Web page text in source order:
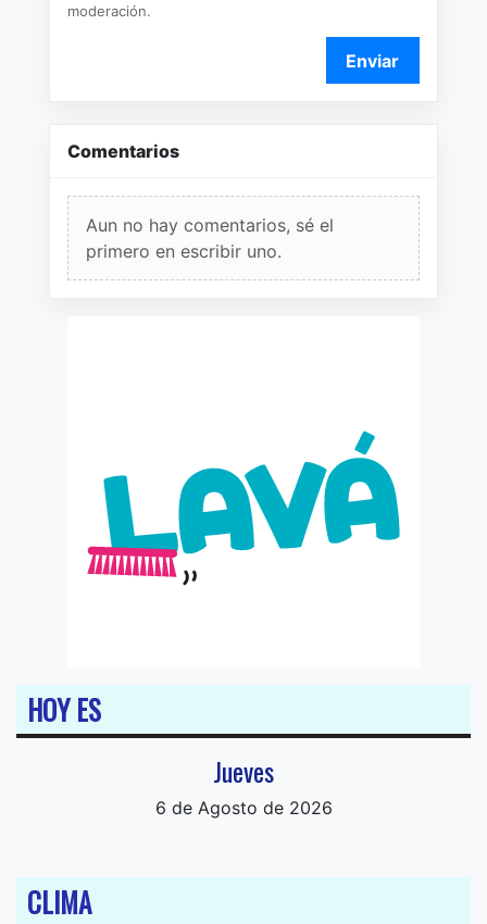
moderación.
Enviar
Comentarios
Aun no hay comentarios, sé el
primero en escribir uno.
HOY ES
Jueves
6 de Agosto de 2026
CLIMA